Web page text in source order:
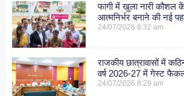
फागी में खुला नारी कौशल
आत्मनिर्भर बनाने की नई
24/07/20268:32 am
राजकीय छात्रावासों में
वर्ष 2026-27 में गेस्ट
24/07/20268:29 am